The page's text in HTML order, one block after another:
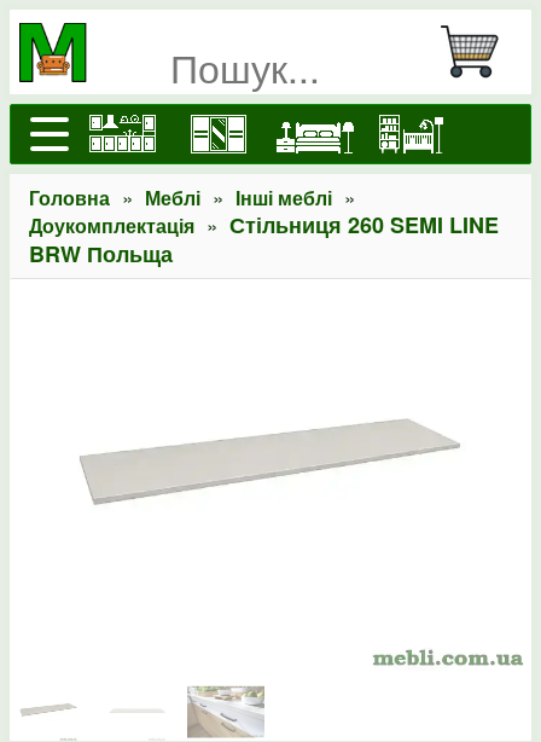
Головна » Меблі » Інші меблі »
Доукомплектація » Стільниця 260 SEMI LINE
BRW Польща